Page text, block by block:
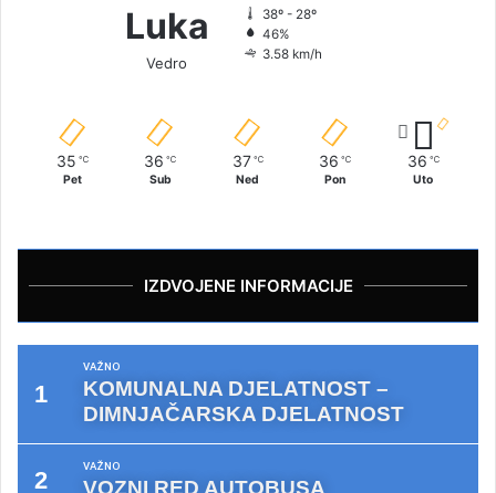
Luka
Vedro
38º - 28º
46%
3.58 km/h
35 ℃
Pet
36 ℃
Sub
37 ℃
Ned
36 ℃
Pon
36 ℃
Uto
IZDVOJENE INFORMACIJE
VAŽNO
KOMUNALNA DJELATNOST –
DIMNJAČARSKA DJELATNOST
VAŽNO
VOZNI RED AUTOBUSA